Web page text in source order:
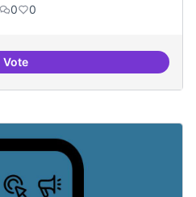
0 0
VoteRepositori de coneixement